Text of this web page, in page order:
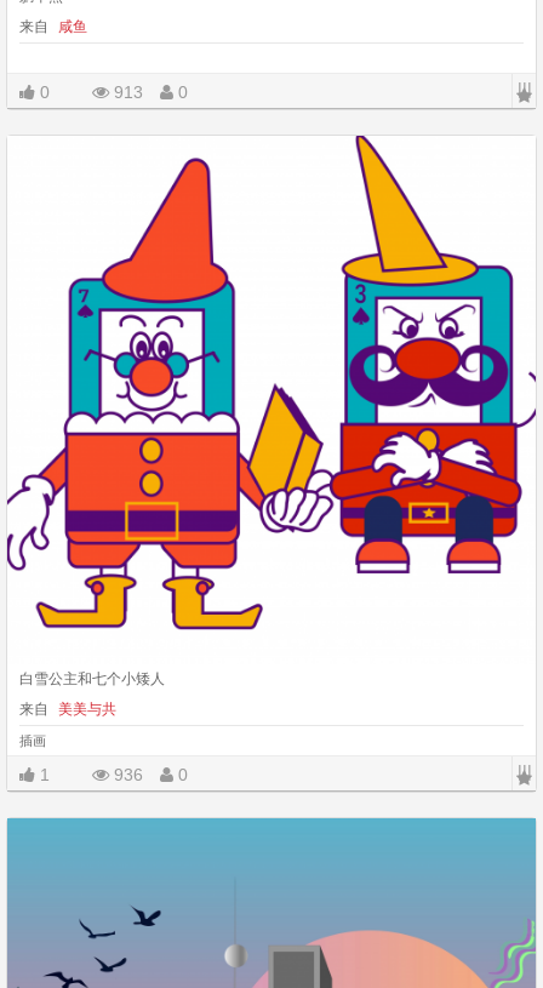
来自
咸鱼
0 913 0 |||
白雪公主和七个小矮人
来自
美美与共
插画
1 936 0 |||